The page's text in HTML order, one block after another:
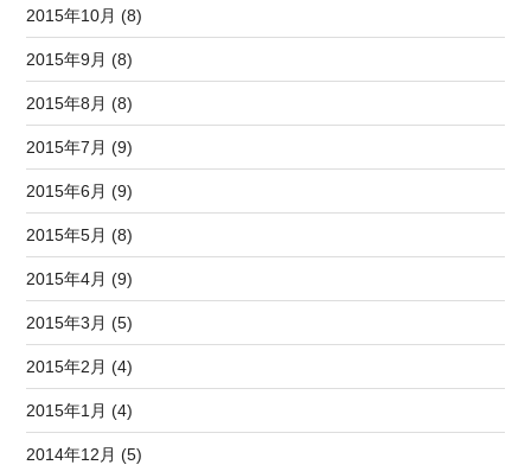
2015年10月 (8)
2015年9月 (8)
2015年8月 (8)
2015年7月 (9)
2015年6月 (9)
2015年5月 (8)
2015年4月 (9)
2015年3月 (5)
2015年2月 (4)
2015年1月 (4)
2014年12月 (5)